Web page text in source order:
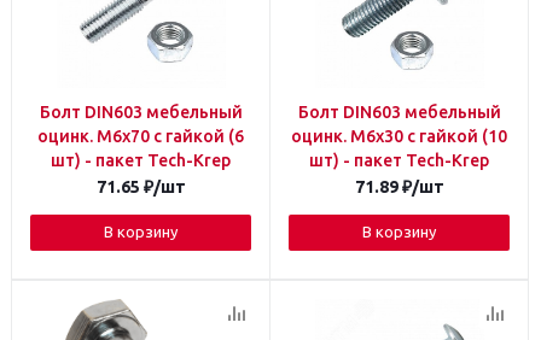
Болт DIN603 мебельный
оцинк. М6х70 с гайкой (6
шт) - пакет Tech-Krep
71.65 ₽/шт
В корзину
Болт DIN603 мебельный
оцинк. М6х30 с гайкой (10
шт) - пакет Tech-Krep
71.89₽/шт
В корзину